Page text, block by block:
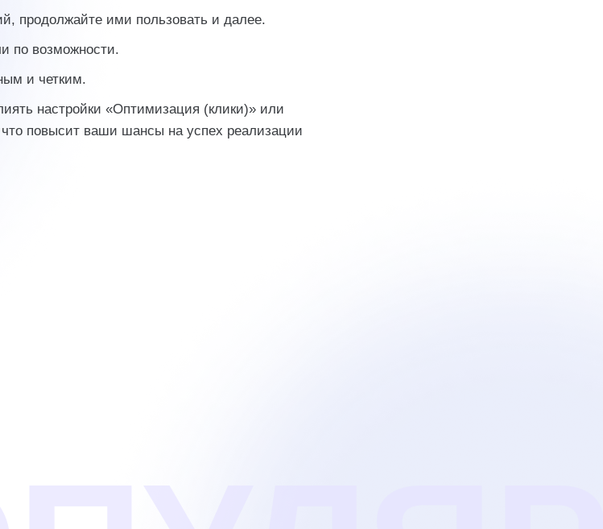
продолжайте ими пользовать и далее.
по возможности.
и четким.
настройки «Оптимизация (клики)» или
повысит ваши шансы на успех реализации